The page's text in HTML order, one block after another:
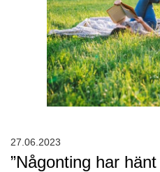
”Någonting har
27.06.2023